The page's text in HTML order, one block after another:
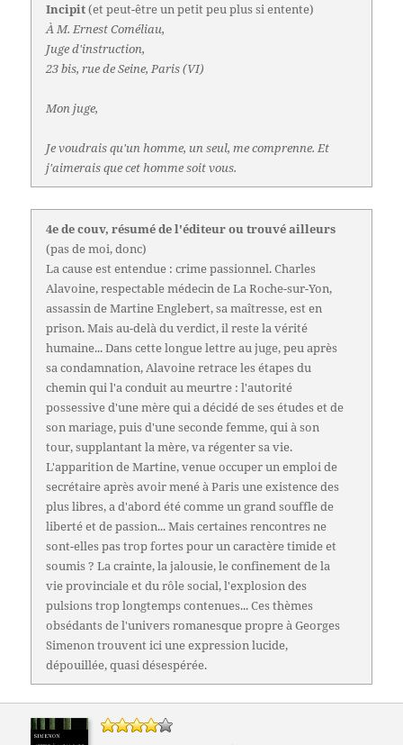
Incipit(et peut-être un petit peu plus si entente)
À M. Ernest Coméliau,
Juge d'instruction,
23 bis, rue de Seine, Paris (VI)
Mon juge,
Je voudrais qu'un homme, un seul, me comprenne. Et
j'aimerais que cet homme soit vous.
4e de couv, résumé de l'éditeur ou trouvé ailleurs
(pas de moi, donc)
La cause est entendue : crime passionnel. Charles
Alavoine, respectable médecin de La Roche-sur-Yon,
assassin de Martine Englebert, sa maîtresse, est en
prison. Mais au-delà du verdict, il reste la vérité
humaine... Dans cette longue lettre au juge, peu après
sa condamnation, Alavoine retrace les étapes du
chemin qui l'a conduit au meurtre : l'autorité
possessive d'une mère qui a décidé de ses études et de
son mariage, puis d'une seconde femme, qui à son
tour, supplantant la mère, va régenter sa vie.
L'apparition de Martine, venue occuper un emploi de
secrétaire après avoir mené à Paris une existence des
plus libres, a d'abord été comme un grand souffle de
liberté et de passion... Mais certaines rencontres ne
sont-elles pas trop fortes pour un caractère timide et
soumis ? La crainte, la jalousie, le confinement de la
vie provinciale et du rôle social, l'explosion des
pulsions trop longtemps contenues... Ces thèmes
obsédants de l'univers romanesque propre à Georges
Simenon trouvent ici une expression lucide,
dépouillée, quasi désespérée.